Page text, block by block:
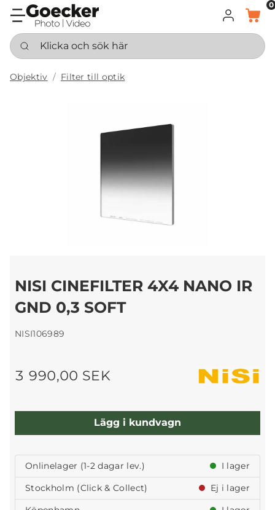
LOGGA IN
KORG
0
Klicka och sök här
Objektiv Filter till optik
NISI CINEFILTER 4X4 NANO IR
GND 0,3 SOFT
NISI106989
3 990,00 SEK
Lägg i kundvagn
Onlinelager (1-2 dagar lev.)
I lager
Stockholm (Click & Collect)
Ej i lager